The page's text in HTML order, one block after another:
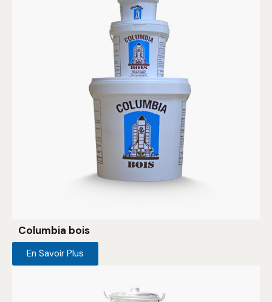
Columbia bois
En Savoir Plus